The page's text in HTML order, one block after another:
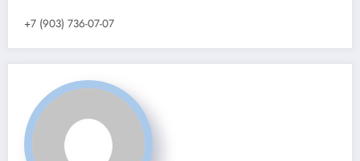
+7 (903) 736-07-07